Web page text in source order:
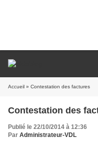
Accueil » Contestation des factures
Contestation des
Publié le 22/10/2014 à 12:36
Par Administrateur-VDL